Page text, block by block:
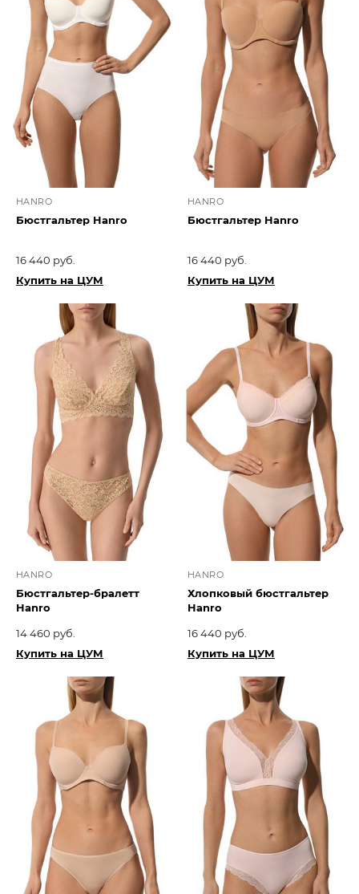
HANRO
Бюстгальтер Hanro
16 440 руб.
Купить на ЦУМ
HANRO
Бюстгальтер Hanro
16 440 руб.
Купить на ЦУМ
HANRO
Бюстгальтер-бралетт
Hanro
14 460 руб.
Купить на ЦУМ
HANRO
Хлопковый бюстгальтер
Hanro
16 440 руб.
Купить на ЦУМ